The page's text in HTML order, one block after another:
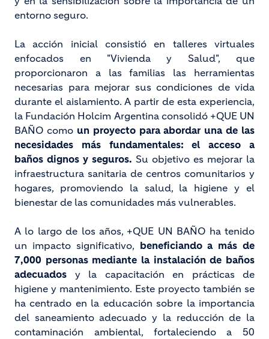
entorno seguro.
La acción inicial consistió en talleres virtuales
enfocados en "Vivienda y Salud", que
proporcionaron a las familias las herramientas
necesarias para mejorar sus condiciones de vida
durante el aislamiento. A partir de esta experiencia,
la Fundación Holcim Argentina consolidó +QUE UN
BAÑO como un proyecto para abordar una de las
necesidades más fundamentales: el acceso a
baños dignos y seguros. Su objetivo es mejorar la
infraestructura sanitaria de centros comunitarios y
hogares, promoviendo la salud, la higiene y el
bienestar de las comunidades más vulnerables.
A lo largo de los años, +QUE UN BAÑO ha tenido
un impacto significativo, beneficiando a más de
7,000 personas mediante la instalación de baños
adecuados y la capacitación en prácticas de
higiene y mantenimiento. Este proyecto también se
ha centrado en la educación sobre la importancia
del saneamiento adecuado y la reducción de la
contaminación ambiental, fortaleciendo a 50